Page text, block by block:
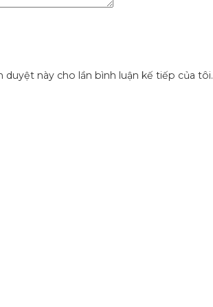
này cho lần bình luận kế tiếp của tôi.